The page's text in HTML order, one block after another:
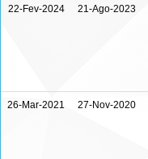
22-Fev-2024 21-Ago-2023
26-Mar-2021 27-Nov-2020